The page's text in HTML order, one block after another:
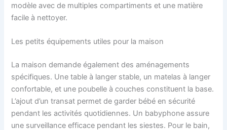
modèle avec de multiples compartiments et une matière
facile à nettoyer.
Les petits équipements utiles pour la maison
La maison demande également des aménagements
spécifiques. Une table à langer stable, un matelas à langer
confortable, et une poubelle à couches constituent la base.
L’ajout d’un transat permet de garder bébé en sécurité
pendant les activités quotidiennes. Un babyphone assure
une surveillance efficace pendant les siestes. Pour le bain,